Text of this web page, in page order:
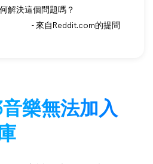
解決這個問題嗎？
- 來自Reddit.com的提問
樂無法加入